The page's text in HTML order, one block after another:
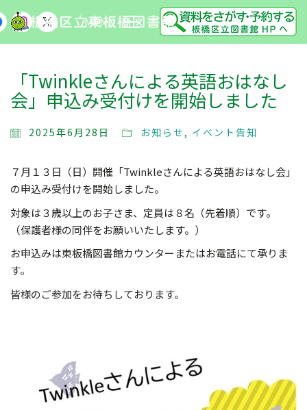
MENU
「Twinkleさんによる英語おはなし
会」申込み受付けを開始しました
2025年6月28日 お知らせ , イベント告知
７月１３日（日）開催「Twinkleさんによる英語おはなし会」
の申込み受付けを開始しました。
対象は３歳以上のお子さま、定員は８名（先着順）です。
（保護者様の同伴をお願いいたします。）
お申込みは東板橋図書館カウンターまたはお電話にて承りま
す。
皆様のご参加をお待ちしております。